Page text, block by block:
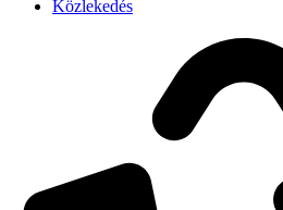
Közlekedés